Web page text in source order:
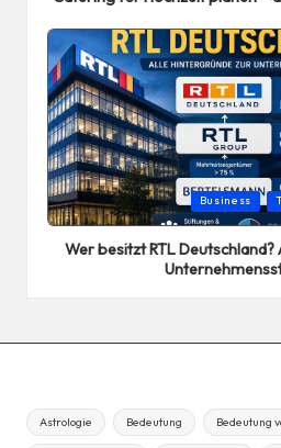
Posted
in
Business
Wer besitzt RTL
Astrologie Bedeutung Bedeutung